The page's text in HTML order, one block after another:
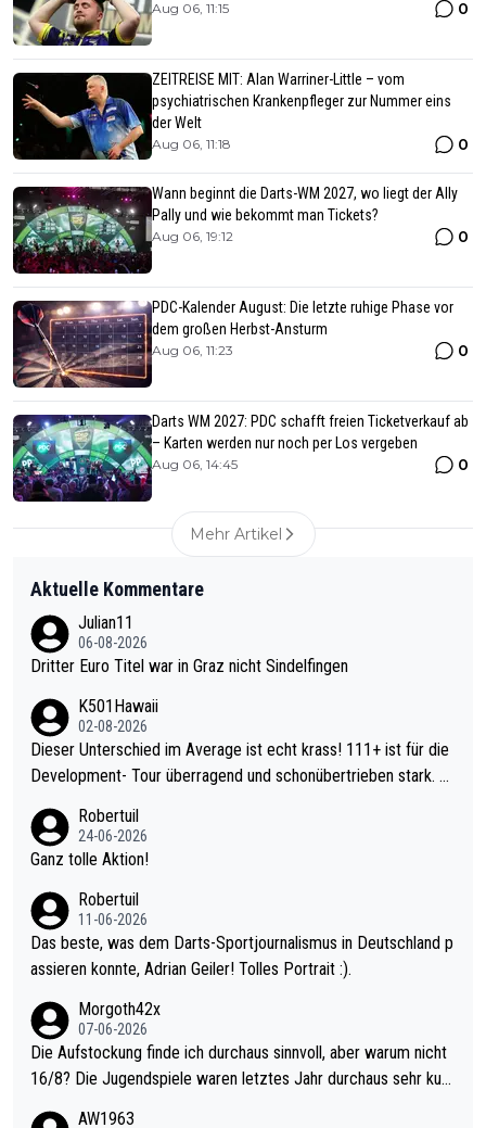
Aug 06, 11:15 0
ZEITREISE MIT: Alan Warriner-Little – vom
psychiatrischen Krankenpfleger zur Nummer eins
der Welt
Aug 06, 11:18 0
Wann beginnt die Darts-WM 2027, wo liegt der Ally
Pally und wie bekommt man Tickets?
Aug 06, 19:12 0
PDC-Kalender August: Die letzte ruhige Phase vor
dem großen Herbst-Ansturm
Aug 06, 11:23 0
Darts WM 2027: PDC schafft freien Ticketverkauf ab
– Karten werden nur noch per Los vergeben
Aug 06, 14:45 0
Mehr Artikel
Aktuelle Kommentare
Julian11
06-08-2026
Dritter Euro Titel war in Graz nicht Sindelfingen
K501Hawaii
02-08-2026
Dieser Unterschied im Average ist echt krass! 111+ ist für die
Development- Tour überragend und schonübertrieben stark. U
mal 40+ erst recht. Da gewinnst keinen Blumentopf - ist ja noc
h krasser wie ein Pokalspiel eines Kreisligisten vs einem Bund
Robertuil
24-06-2026
Ganz tolle Aktion!
Robertuil
11-06-2026
Das beste, was dem Darts-Sportjournalismus in Deutschland p
assieren konnte, Adrian Geiler! Tolles Portrait :).
Morgoth42x
07-06-2026
Die Aufstockung finde ich durchaus sinnvoll, aber warum nicht
16/8? Die Jugendspiele waren letztes Jahr durchaus sehr kurz
AW1963